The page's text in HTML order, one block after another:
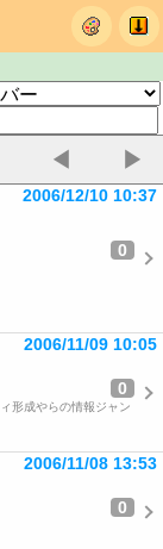
◀ ▶
2006/12/10 10:37
0
2006/11/09 10:05
0
形成やらの情報ジャン
2006/11/08 13:53
0